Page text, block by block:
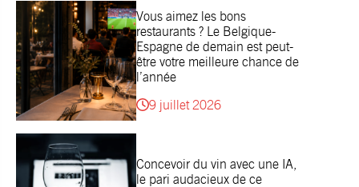
Vous aimez les bons
restaurants ? Le Belgique-
Espagne de demain est peut-
être votre meilleure chance de
l’année
9 juillet 2026
Concevoir du vin avec une IA,
le pari audacieux de ce